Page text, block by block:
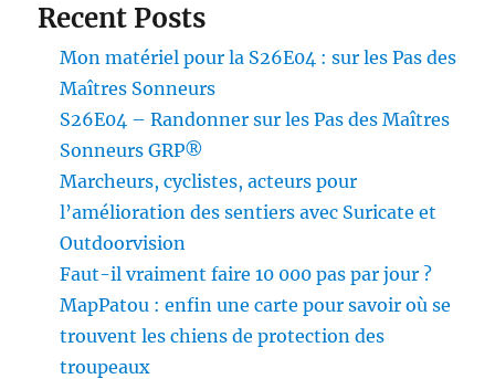
Recent Posts
Mon matériel pour la S26E04 : sur les Pas des
Maîtres Sonneurs
S26E04 – Randonner sur les Pas des Maîtres
Sonneurs GRP®
Marcheurs, cyclistes, acteurs pour
l’amélioration des sentiers avec Suricate et
Outdoorvision
Faut-il vraiment faire 10 000 pas par jour ?
MapPatou : enfin une carte pour savoir où se
trouvent les chiens de protection des
troupeaux